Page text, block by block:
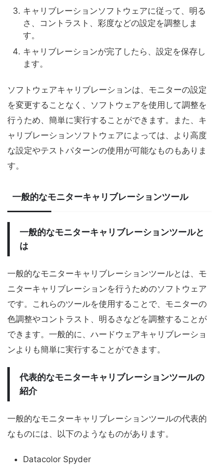
キャリブレーションソフトウェアに従って、明る
さ、コントラスト、彩度などの設定を調整しま
す。
キャリブレーションが完了したら、設定を保存し
ます。
ソフトウェアキャリブレーションは、モニターの設定
を変更することなく、ソフトウェアを使用して調整を
行うため、簡単に実行することができます。また、キ
ャリブレーションソフトウェアによっては、より高度
な設定やテストパターンの使用が可能なものもありま
す。
一般的なモニターキャリブレーションツール
一般的なモニターキャリブレーションツールと
は
一般的なモニターキャリブレーションツールとは、モ
ニターキャリブレーションを行うためのソフトウェア
です。これらのツールを使用することで、モニターの
色調整やコントラスト、明るさなどを調整することが
できます。一般的に、ハードウェアキャリブレーショ
ンよりも簡単に実行することができます。
代表的なモニターキャリブレーションツールの
紹介
一般的なモニターキャリブレーションツールの代表的
なものには、以下のようなものがあります。
Datacolor Spyder